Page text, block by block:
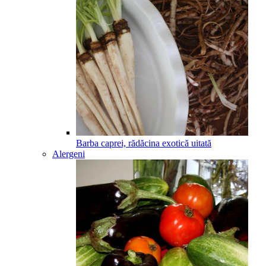
Barba caprei, rădăcina exotică uitată
Alergeni